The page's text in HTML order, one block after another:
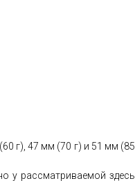
г), 47 мм (70 г) и 51 мм (85
у рассматриваемой здесь